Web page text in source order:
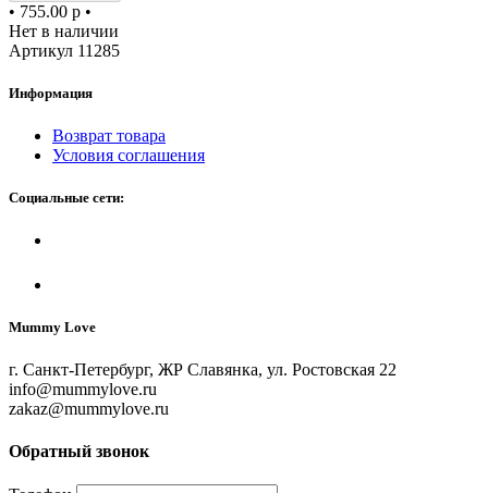
• 755.00 р •
Нет в наличии
Артикул 11285
Информация
Возврат товара
Условия соглашения
Социальные сети:
Mummy Love
г. Санкт-Петербург, ЖР Славянка, ул. Ростовская 22
info@mummylove.ru
zakaz@mummylove.ru
Обратный звонок